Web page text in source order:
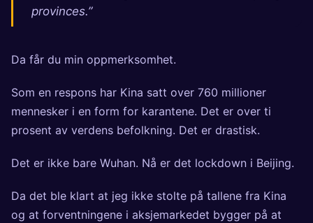
provinces.”
Da får du min oppmerksomhet.
Som en respons har Kina satt over 760 millioner
mennesker i en form for karantene. Det er over ti
prosent av verdens befolkning. Det er drastisk.
Det er ikke bare Wuhan. Nå er det lockdown i Beijing.
Da det ble klart at jeg ikke stolte på tallene fra Kina
og at forventningene i aksjemarkedet bygger på at